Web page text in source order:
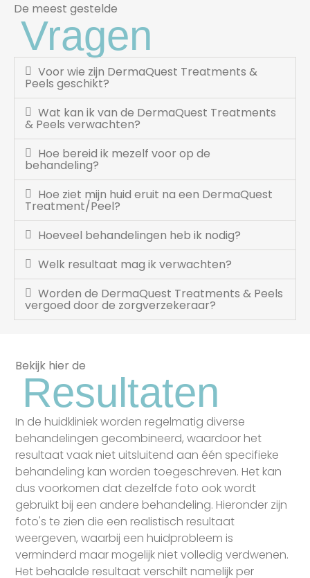
De meest gestelde
Vragen
Voor wie zijn DermaQuest Treatments &
Peels geschikt?
Wat kan ik van de DermaQuest Treatments
& Peels verwachten?
Hoe bereid ik mezelf voor op de
behandeling?
Hoe ziet mijn huid eruit na een DermaQuest
Treatment/Peel?
Hoeveel behandelingen heb ik nodig?
Welk resultaat mag ik verwachten?
Worden de DermaQuest Treatments & Peels
vergoed door de zorgverzekeraar?
Bekijk hier de
Resultaten
In de huidkliniek worden regelmatig diverse
behandelingen gecombineerd, waardoor het
resultaat vaak niet uitsluitend aan één specifieke
behandeling kan worden toegeschreven. Het kan
dus voorkomen dat dezelfde foto ook wordt
gebruikt bij een andere behandeling. Hieronder zijn
foto's te zien die een realistisch resultaat
weergeven, waarbij een huidprobleem is
verminderd maar mogelijk niet volledig verdwenen.
Het behaalde resultaat verschilt namelijk per